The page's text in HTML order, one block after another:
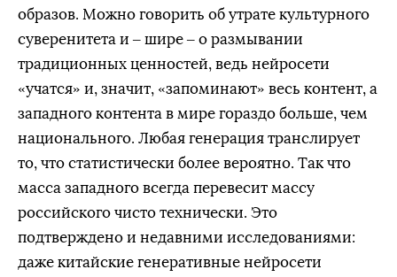
образов. Можно говорить об утрате культурного
суверенитета и – шире – о размывании
традиционных ценностей, ведь нейросети
«учатся» и, значит, «запоминают» весь контент, а
западного контента в мире гораздо больше, чем
национального. Любая генерация транслирует
то, что статистически более вероятно. Так что
масса западного всегда перевесит массу
российского чисто технически. Это
подтверждено и недавними исследованиями:
даже китайские генеративные нейросети